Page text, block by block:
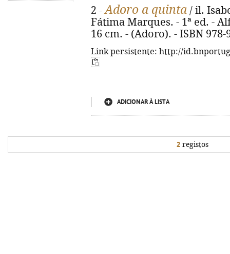
2 -Adoro a quinta / il.
Fátima Marques. - 1ª ed. -
16 cm. - (Adoro). - ISBN 978-
Link persistente: http://
ADICIONAR À LISTA
2 registos